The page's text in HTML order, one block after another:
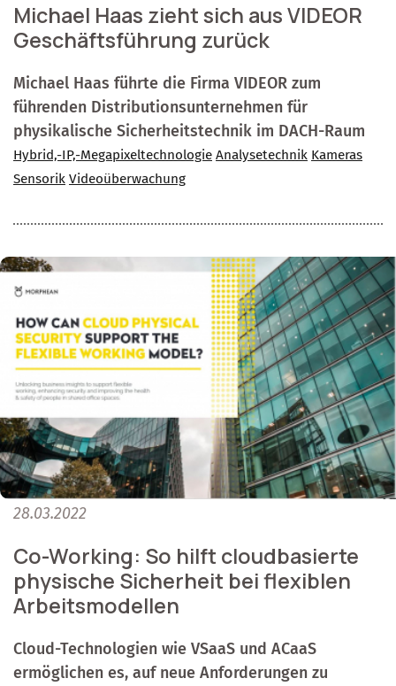
Michael Haas zieht sich aus VIDEOR
Geschäftsführung zurück
Michael Haas führte die Firma VIDEOR zum
führenden Distributionsunternehmen für
physikalische Sicherheitstechnik im DACH-Raum
Hybrid,-IP,-Megapixeltechnologie Analysetechnik Kameras
Sensorik Videoüberwachung
28.03.2022
Co-Working: So hilft cloudbasierte
physische Sicherheit bei flexiblen
Arbeitsmodellen
Cloud-Technologien wie VSaaS und ACaaS
ermöglichen es, auf neue Anforderungen zu